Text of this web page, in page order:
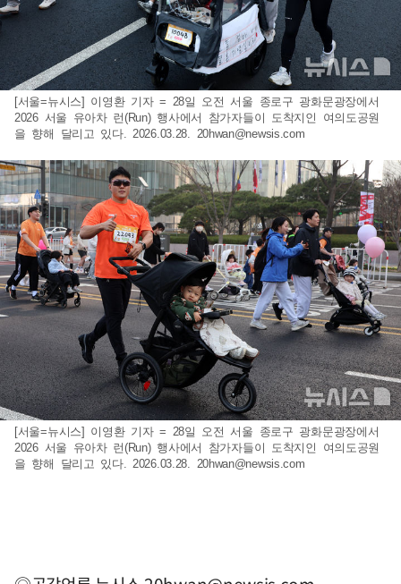
[서울=뉴시스] 이영환 기자 = 28일 오전 서울 종로구 광화문광장에서
2026 서울 유아차 런(Run) 행사에서 참가자들이 도착지인 여의도공원
을 향해 달리고 있다. 2026.03.28. 20hwan@newsis.com
[서울=뉴시스] 이영환 기자 = 28일 오전 서울 종로구 광화문광장에서
2026 서울 유아차 런(Run) 행사에서 참가자들이 도착지인 여의도공원
을 향해 달리고 있다. 2026.03.28. 20hwan@newsis.com